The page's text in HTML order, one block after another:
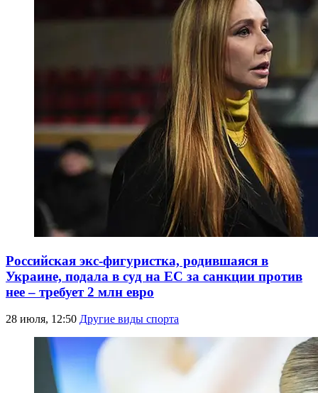
Российская экс-фигуристка, родившаяся в
Украине, подала в суд на ЕС за санкции против
нее – требует 2 млн евро
28 июля, 12:50 Другие виды спорта